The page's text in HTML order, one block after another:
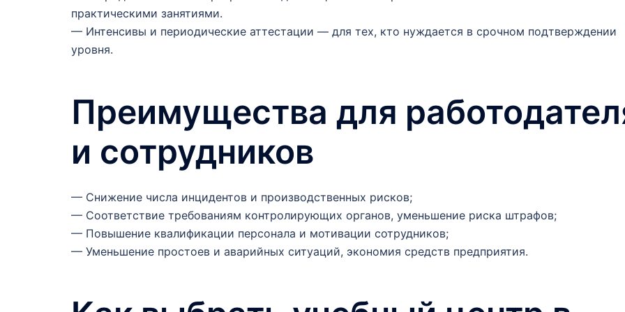
практическими занятиями.
— Интенсивы и периодические аттестации — для тех, кто нуждается в срочном подтверждении
уровня.
Преимущества для
и сотрудников
— Снижение числа инцидентов и производственных рисков;
— Соответствие требованиям контролирующих органов, уменьшение риска штрафов;
— Повышение квалификации персонала и мотивации сотрудников;
— Уменьшение простоев и аварийных ситуаций, экономия средств предприятия.